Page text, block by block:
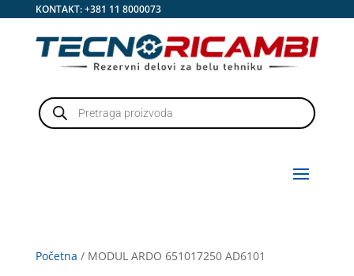
KONTAKT:+381 11 8000073
Products
search
Početna / MODUL ARDO 651017250 AD6101